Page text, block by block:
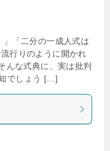
「二分の一成人式は
行りのように開かれ
んな式典に、実は批判
でしょう […]